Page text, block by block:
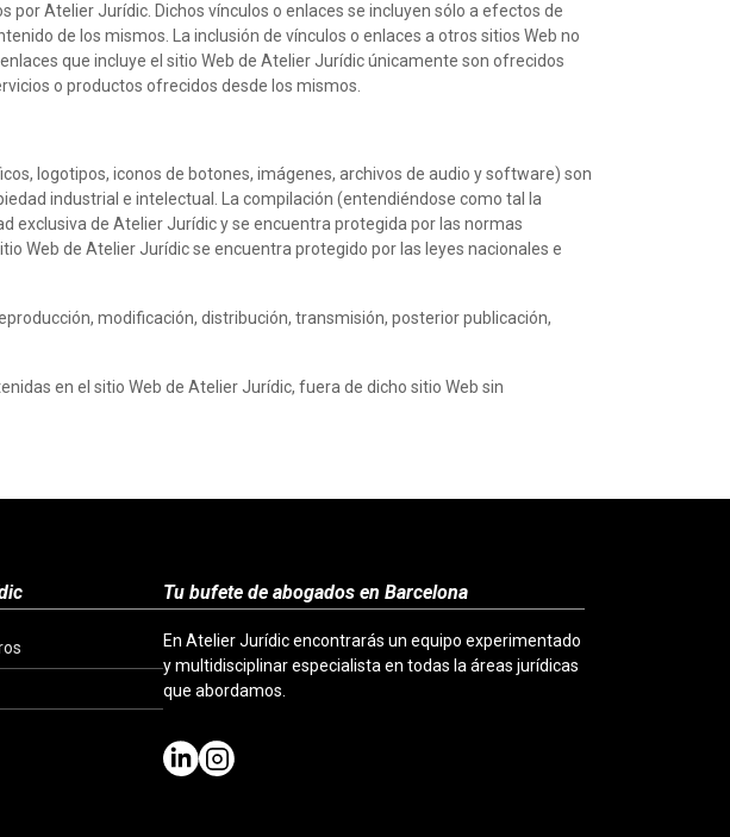
Atelier Jurídic. Dichos vínculos o enlaces se incluyen sólo a efectos de
de los mismos. La inclusión de vínculos o enlaces a otros sitios Web no
que incluye el sitio Web de Atelier Jurídic únicamente son ofrecidos
o productos ofrecidos desde los mismos.
logotipos, iconos de botones, imágenes, archivos de audio y software) son
industrial e intelectual. La compilación (entendiéndose como tal la
exclusiva de Atelier Jurídic y se encuentra protegida por las normas
Web de Atelier Jurídic se encuentra protegido por las leyes nacionales e
modificación, distribución, transmisión, posterior publicación,
en el sitio Web de Atelier Jurídic, fuera de dicho sitio Web sin
Tu bufete de abogados en Barcelona
En Atelier Jurídic encontrarás un equipo experimentado
y multidisciplinar especialista en todas la áreas jurídicas
que abordamos.